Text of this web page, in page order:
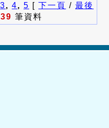
3, 4, 5 [ 下一頁 / 最後
筆資料